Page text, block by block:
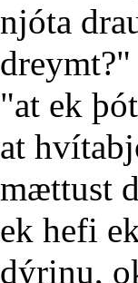
njóta
"at ek
at
mættust
ek hefi
dýrinu,